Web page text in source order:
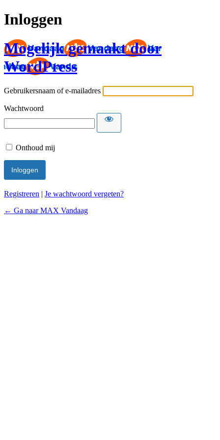
Inloggen
Mogelijk gemaakt door
WordPress
Gebruikersnaam of e-mailadres
Wachtwoord
Onthoud mij
Registreren | Je wachtwoord vergeten?
← Ga naar MAX Vandaag